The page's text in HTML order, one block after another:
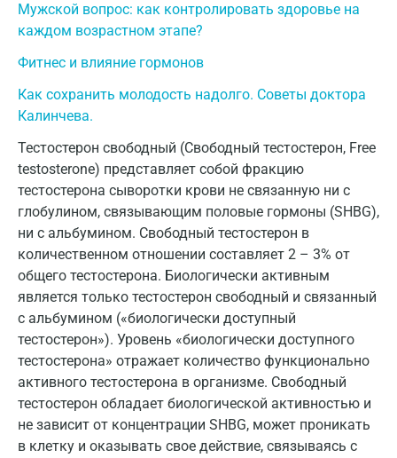
Мужской вопрос: как контролировать здоровье на
каждом возрастном этапе?
Фитнес и влияние гормонов
Как сохранить молодость надолго. Советы доктора
Калинчева.
Тестостерон свободный (Свободный тестостерон, Free
testosterone) представляет собой фракцию
тестостерона сыворотки крови не связанную ни с
глобулином, связывающим половые гормоны (SHBG),
ни с альбумином. Свободный тестостерон в
количественном отношении составляет 2 – 3% от
общего тестостерона. Биологически активным
является только тестостерон свободный и связанный
с альбумином («биологически доступный
тестостерон»). Уровень «биологически доступного
тестостерона» отражает количество функционально
активного тестостерона в организме. Свободный
тестостерон обладает биологической активностью и
не зависит от концентрации SHBG, может проникать
в клетку и оказывать свое действие, связываясь с
Дзержинский
Дмитров
Долгопрудный
Екатеринбург
Жуковский
Звенигород
Зеленоград
Ивантеевка
Ижевск
Истра
Йошкар-Ола